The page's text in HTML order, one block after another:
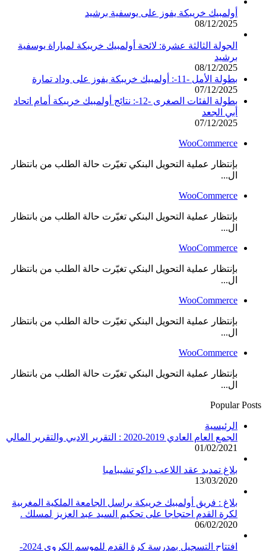
أولمبيك خريبكة يفوز على يوسفية برشيد
08/12/2025
الجولة الثالثة عشرة: لائحة أولمبيك خريبكة لمباراة يوسفية
برشيد
08/12/2025
بطولة الأمل -11-: أولمبيك خريبكة يفوز على وداد تمارة
07/12/2025
بطولة الفئات الصغرى -12-: نتائج أولمبيك خريبكة أمام اتحاد
أبي الجعد
07/12/2025
WooCommerce
بإنتظار عملية التحويل البنكي تغيّرت حالة الطلب من بانتظار
ال...
WooCommerce
بإنتظار عملية التحويل البنكي تغيّرت حالة الطلب من بانتظار
ال...
WooCommerce
بإنتظار عملية التحويل البنكي تغيّرت حالة الطلب من بانتظار
ال...
WooCommerce
بإنتظار عملية التحويل البنكي تغيّرت حالة الطلب من بانتظار
ال...
WooCommerce
بإنتظار عملية التحويل البنكي تغيّرت حالة الطلب من بانتظار
ال...
Popular Posts
الرئيسية
الجمع العام العادي 2019-2020 : التقرير الادبي والتقرير المالي
01/02/2021
بلاغ تمديد عقد اللاعب داكو تشيبامبا
13/03/2020
بلاغ : فريق أولمبيك خريبكة يراسل الجامعة الملكية المغربية
لكرة القدم احتجاجا على تحكيم السيد عبد العزيز لمسلك .
06/02/2020
افتتاح التسجيل بمدرسة كرة القدم للموسم الكروي 2024-